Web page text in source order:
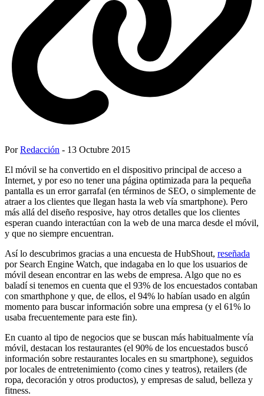
PorRedacción - 13 Octubre 2015
El móvil se ha convertido en el dispositivo principal de acceso a
Internet, y por eso no tener una página optimizada para la pequeña
pantalla es un error garrafal (en términos de SEO, o simplemente de
atraer a los clientes que llegan hasta la web vía smartphone). Pero
más allá del diseño resposive, hay otros detalles que los clientes
esperan cuando interactúan con la web de una marca desde el móvil,
y que no siempre encuentran.
Así lo descubrimos gracias a una encuesta de HubShout, reseñada
por Search Engine Watch, que indagaba en lo que los usuarios de
móvil desean encontrar en las webs de empresa. Algo que no es
baladí si tenemos en cuenta que el 93% de los encuestados contaban
con smarthphone y que, de ellos, el 94% lo habían usado en algún
momento para buscar información sobre una empresa (y el 61% lo
usaba frecuentemente para este fin).
En cuanto al tipo de negocios que se buscan más habitualmente vía
móvil, destacan los restaurantes (el 90% de los encuestados buscó
información sobre restaurantes locales en su smartphone), seguidos
por locales de entretenimiento (como cines y teatros), retailers (de
ropa, decoración y otros productos), y empresas de salud, belleza y
fitness.